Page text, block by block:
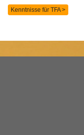
Kenntnisse für TFA >